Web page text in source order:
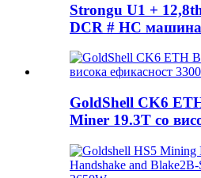
Strongu U1 +
DCR # HC машина
GoldShell CK6
Miner 19.3T со